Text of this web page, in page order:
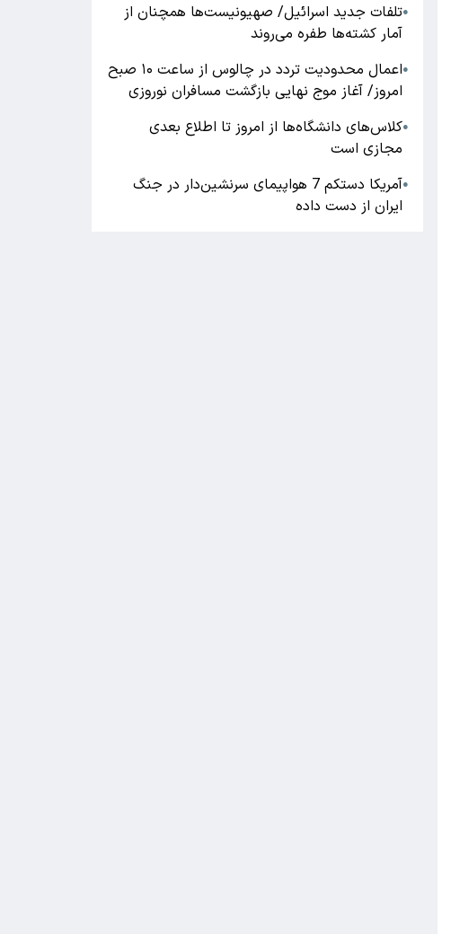
●تلفات جدید اسرائیل/ صهیونیست‌ها همچنان از
آمار کشته‌ها طفره می‌روند
●
اعمال محدودیت تردد در چالوس از ساعت ۱۰ صبح
امروز/ آغاز موج نهایی بازگشت مسافران نوروزی
●کلاس‌های دانشگاه‌ها از امروز تا اطلاع بعدی
مجازی است
●
آمریکا دستکم 7 هواپیمای سرنشین‌دار در جنگ
ایران از دست داده